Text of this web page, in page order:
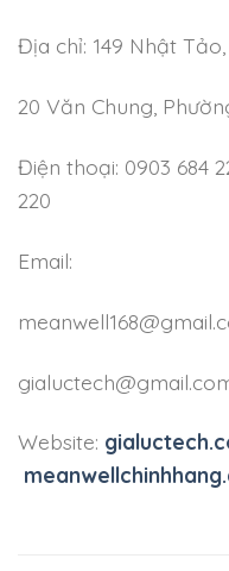
Địa chỉ: 149 Nhật Tảo,
20 Văn Chung,
Điện thoại: 0903 684
220
Email:
Website: